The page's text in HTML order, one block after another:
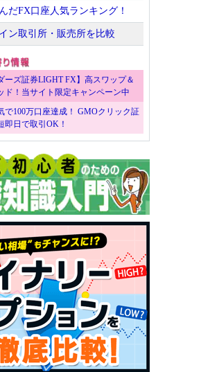
だFX口座人気ランキング！
ン取引所・販売所を比較
ーズ証券LIGHT FX】高スワップ＆
ド！当サイト限定キャンペーン中
で100万口座達成！ GMOクリック証
即日で取引OK！